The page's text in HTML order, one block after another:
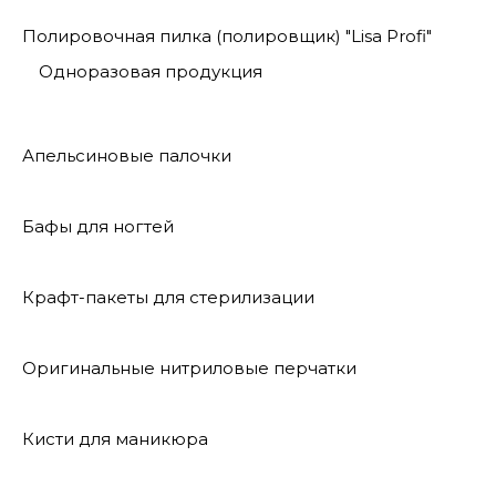
Полировочная пилка (полировщик) "Lisa Profi"
Одноразовая продукция
Апельсиновые палочки
Бафы для ногтей
Крафт-пакеты для стерилизации
Оригинальные нитриловые перчатки
Кисти для маникюра